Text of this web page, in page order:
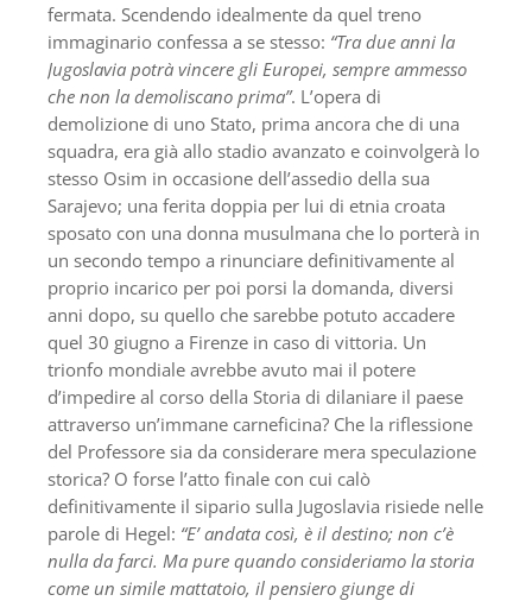
fermata. Scendendo idealmente da quel treno
immaginario confessa a se stesso: “Tra due anni la
Jugoslavia potrà vincere gli Europei, sempre ammesso
che non la demoliscano prima”. L’opera di
demolizione di uno Stato, prima ancora che di una
squadra, era già allo stadio avanzato e coinvolgerà lo
stesso Osim in occasione dell’assedio della sua
Sarajevo; una ferita doppia per lui di etnia croata
sposato con una donna musulmana che lo porterà in
un secondo tempo a rinunciare definitivamente al
proprio incarico per poi porsi la domanda, diversi
anni dopo, su quello che sarebbe potuto accadere
quel 30 giugno a Firenze in caso di vittoria. Un
trionfo mondiale avrebbe avuto mai il potere
d’impedire al corso della Storia di dilaniare il paese
attraverso un’immane carneficina? Che la riflessione
del Professore sia da considerare mera speculazione
storica? O forse l’atto finale con cui calò
definitivamente il sipario sulla Jugoslavia risiede nelle
parole di Hegel: “E’ andata così, è il destino; non c’è
nulla da farci. Ma pure quando consideriamo la storia
come un simile mattatoio, il pensiero giunge di